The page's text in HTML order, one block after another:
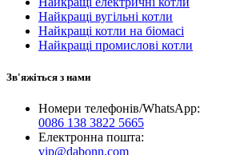
Найкращі вугільні котли
Найкращі котли на біомасі
Найкращі промислові котли
Зв'яжіться з нами
Номери телефонів/WhatsApp:
0086 138 3822 5665
Електронна пошта:
vip@dabonn.com